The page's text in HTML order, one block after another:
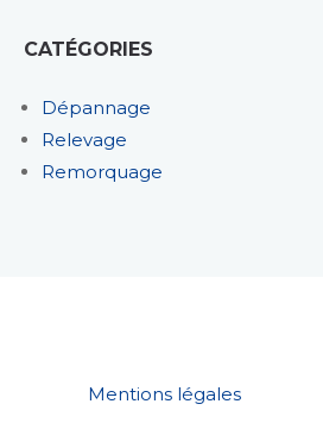
CATÉGORIES
Dépannage
Relevage
Remorquage
Mentions légales